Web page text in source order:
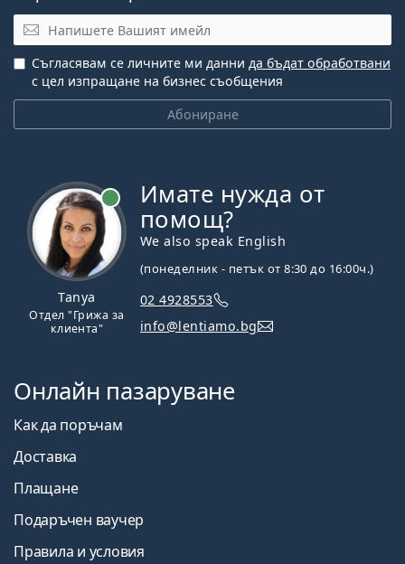
Имейл
Абониране
Съгласявам се личните ми данни да бъдат обработвани
с цел изпращане на бизнес съобщения
Tanya
Отдел "Грижа за
клиента"
Имате нужда от
помощ?
We also speak English
(понеделник - петък от 8:30 до 16:00ч.)
02 4928553
info@lentiamo.bg
Онлайн пазаруване
Как да поръчам
Доставка
Плащане
Подаръчен ваучер
Правила и условия